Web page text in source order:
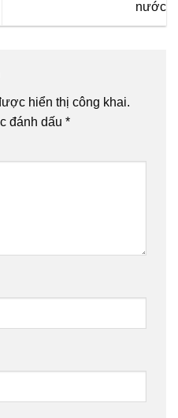
nước
hiển thị công khai.
đánh dấu *